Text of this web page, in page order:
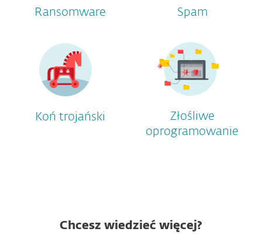
Ransomware Spam
Koń trojański
Złośliwe
oprogramowanie
Chcesz wiedzieć więcej?